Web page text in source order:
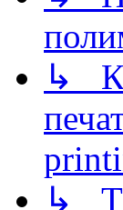
↳
↳